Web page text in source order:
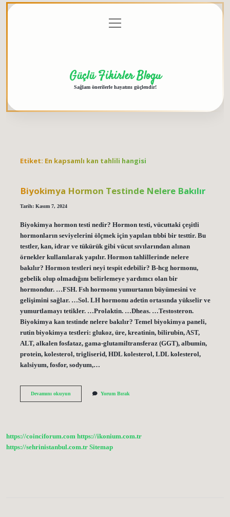
menüyü
aç
Güçlü Fikirler Blogu
Sağlam önerilerle hayatını güçlendir!
Etiket: En kapsamlı kan tahlili hangisi
Biyokimya Hormon Testinde Nelere Bakılır
Tarih: Kasım 7, 2024
Biyokimya hormon testi nedir? Hormon testi, vücuttaki çeşitli
hormonların seviyelerini ölçmek için yapılan tıbbi bir testtir. Bu
testler, kan, idrar ve tükürük gibi vücut sıvılarından alınan
örnekler kullanılarak yapılır. Hormon tahlillerinde nelere
bakılır? Hormon testleri neyi tespit edebilir? B-hcg hormonu,
gebelik olup olmadığını belirlemeye yardımcı olan bir
hormondur. …FSH. Fsh hormonu yumurtanın büyümesini ve
gelişimini sağlar. …Sol. LH hormonu adetin ortasında yükselir ve
yumurtlamayı tetikler. …Prolaktin. …Dheas. …Testosteron.
Biyokimya kan testinde nelere bakılır? Temel biyokimya paneli,
rutin biyokimya testleri: glukoz, üre, kreatinin, bilirubin, AST,
ALT, alkalen fosfataz, gama-glutamiltransferaz (GGT), albumin,
protein, kolesterol, trigliserid, HDL kolesterol, LDL kolesterol,
kalsiyum, fosfor, sodyum,…
Devamını okuyunBiyokimya
Yorum Bırak
https://coinciforum.com https://ikonium.com.tr
https://sehrinistanbul.com.tr Sitemap